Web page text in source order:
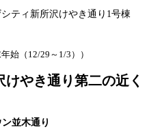
ティ新所沢けやき通り1号棟
始（12/29～1/3） ）
けやき通り第二の近く
並木通り